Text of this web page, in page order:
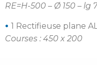
RE=H-500 – Ø 150 – lg
• 1 Rectifieuse plane
Courses : 450 x 200